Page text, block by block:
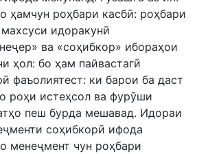
ҳамчун роҳбари касбӣ: роҳбари
идоракунӣ
ва «соҳибкор» ибораҳои
ҳол: бо ҳам пайвастагӣ
фаъолиятест: ки барои ба даст
роҳи истеҳсол ва фурӯши
пеш бурда мешавад. Идораи
соҳибкорӣ ифода
менеҷмент чун роҳбари